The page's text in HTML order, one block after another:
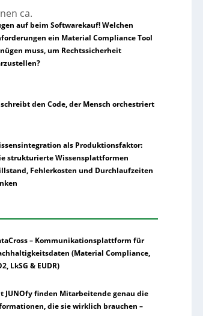
ca.
auf beim Softwarekauf! Welchen
ein Material Compliance Tool
muss, um Rechtssicherheit
schreibt den Code, der Mensch orchestriert
als Produktionsfaktor:
strukturierte Wissensplattformen
Fehlerkosten und Durchlaufzeiten
– Kommunikationsplattform für
(Material Compliance,
LkSG & EUDR)
JUNOfy finden Mitarbeitende genau die
die sie wirklich brauchen –